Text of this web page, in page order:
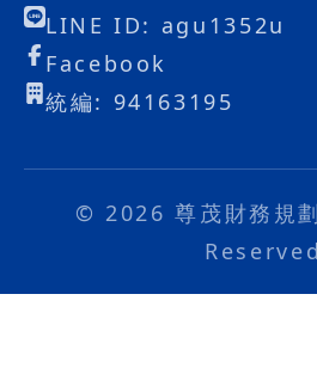
LINE ID: agu1352u
Facebook
統編: 94163195
© 2026 尊茂財務規